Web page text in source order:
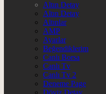
Altın Detay
Altın Detay
Altınlar
AMP
Ayarlar
Beğendiklerim
Canlı Borsa
Canlı Tv
Canlı Tv 2
Deneme Page